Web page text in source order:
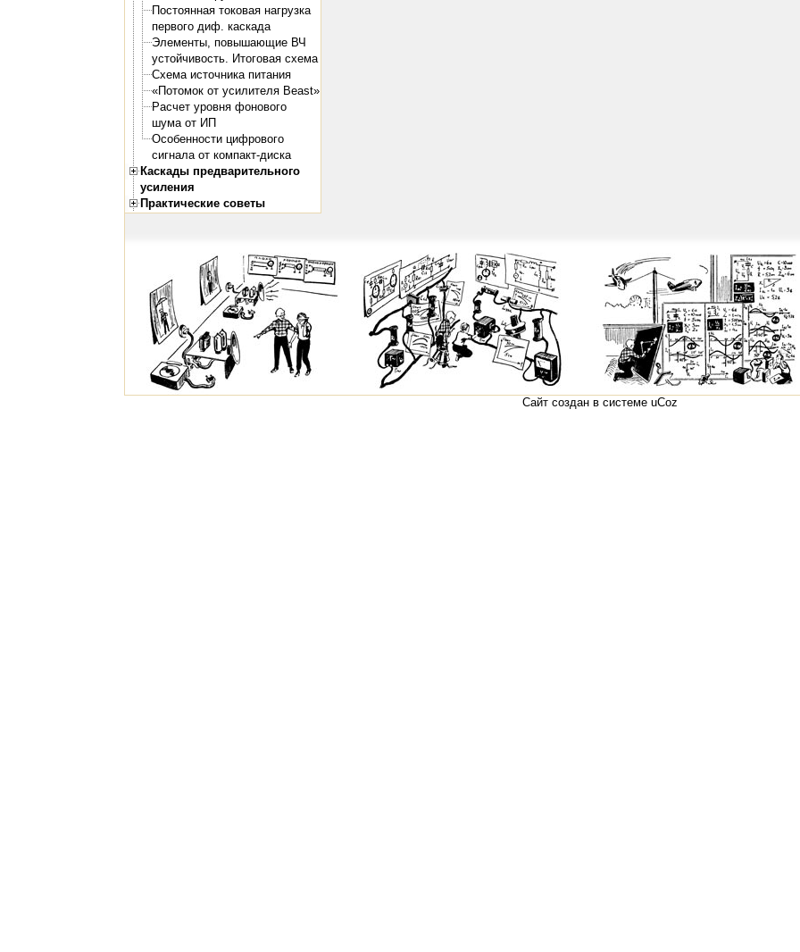
Постоянная токовая нагрузка
первого диф. каскада
Элементы, повышающие ВЧ
устойчивость. Итоговая схема
Схема источника питания
«Потомок от усилителя Beast»
Расчет уровня фонового
шума от ИП
Особенности цифрового
сигнала от компакт-диска
Каскады предварительного
усиления
Практические советы
Сайт создан в системе uCoz